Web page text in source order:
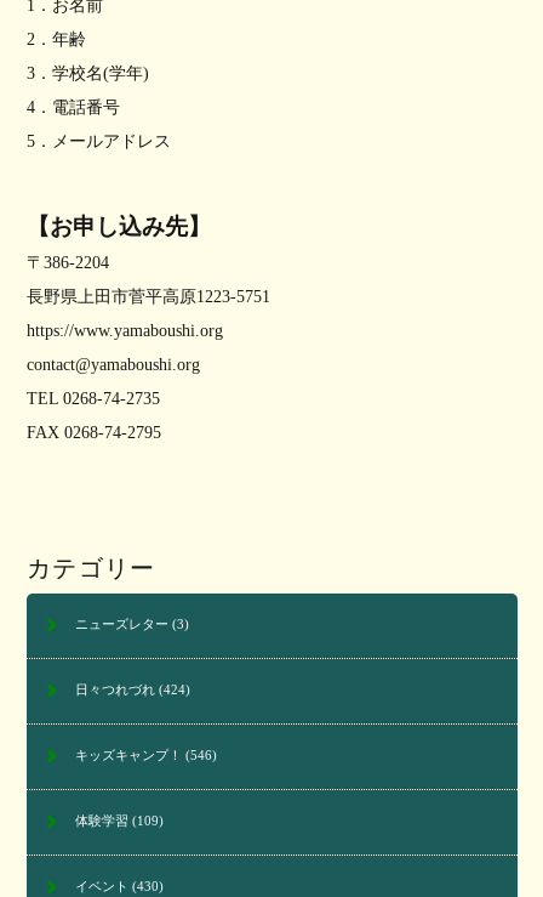
1．お名前
2．年齢
3．学校名(学年)
4．電話番号
5．メールアドレス
【お申し込み先】
〒386-2204
長野県上田市菅平高原1223-5751
https://www.yamaboushi.org
contact@yamaboushi.org
TEL 0268-74-2735
FAX 0268-74-2795
カテゴリー
ニューズレター (3)
日々つれづれ(424)
キッズキャンプ！ (546)
体験学習 (109)
イベント (430)